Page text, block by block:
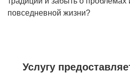
повседневной жизни?
Услугу